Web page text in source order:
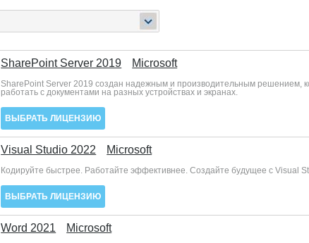
SharePoint Server 2019 Microsoft
SharePoint Server 2019 создан надежным и производительным решением,
работать с документами на разных устройствах и экранах.
ВЫБРАТЬ ЛИЦЕНЗИЮ
Visual Studio 2022 Microsoft
Кодируйте быстрее. Работайте эффективнее. Создайте будущее с Visual
ВЫБРАТЬ ЛИЦЕНЗИЮ
Word 2021 Microsoft